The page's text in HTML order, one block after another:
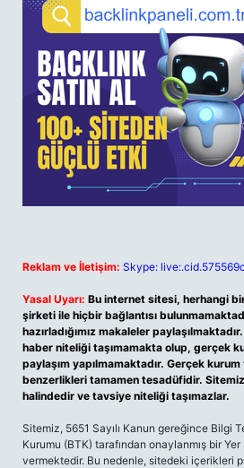
Reklam ve İletişim: Skype:
Yasal Uyarı: Bu internet sitesi, herhangi
şirketi ile hiçbir bağlantısı
hazırladığımız makaleler
haber niteliği taşımamakta olup, gerçek
paylaşım yapılmamaktadır. Gerçek
benzerlikleri tamamen tesadüfidir.
halindedir ve tavsiye niteliği taşımazlar.
Sitemiz, 5651 Sayılı Kanun gereğince Bilgi
Kurumu (BTK) tarafından onaylanmış bir
vermektedir. Bu nedenle, sitedeki içerikleri